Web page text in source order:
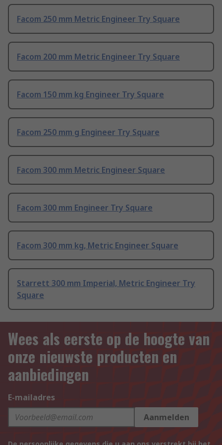
Facom 250 mm Metric Engineer Try Square
Facom 200 mm Metric Engineer Try Square
Facom 150 mm kg Engineer Try Square
Facom 250 mm g Engineer Try Square
Facom 300 mm Metric Engineer Square
Facom 300 mm Engineer Try Square
Facom 300 mm kg, Metric Engineer Square
Starrett 300 mm Imperial, Metric Engineer Try
Square
Wees als eerste op de hoogte van
onze nieuwste producten en
aanbiedingen
E-mailadres
Aanmelden